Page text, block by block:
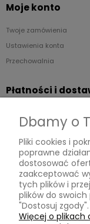
Moje konto
Twoje zamówienia
Ustawienia konta
Przechowalnia
Płatności i
Czas i koszty dostawy
Informacje
Regulaminy
Polityka prywatności
Zwroty
Dbamy o
Pliki cookies i
poprawne
dostosować
zaakceptować
tych plików i
plików do
"Dostosuj zgody".
Więcej o plikach